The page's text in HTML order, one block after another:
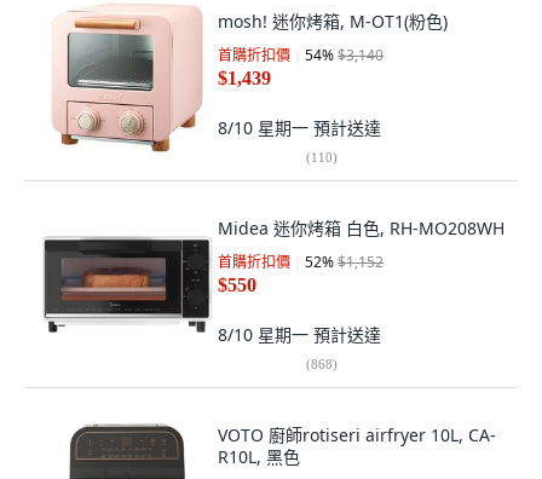
mosh! 迷你烤箱, M-OT1(粉色)
首購折扣價 54%$3,140
$1,439
8/10 星期一 預計送達
(110)
Midea 迷你烤箱 白色, RH-MO208WH
首購折扣價 52%$1,152
$550
8/10 星期一 預計送達
(868)
VOTO 廚師rotiseri airfryer 10L, CA-
R10L, 黑色